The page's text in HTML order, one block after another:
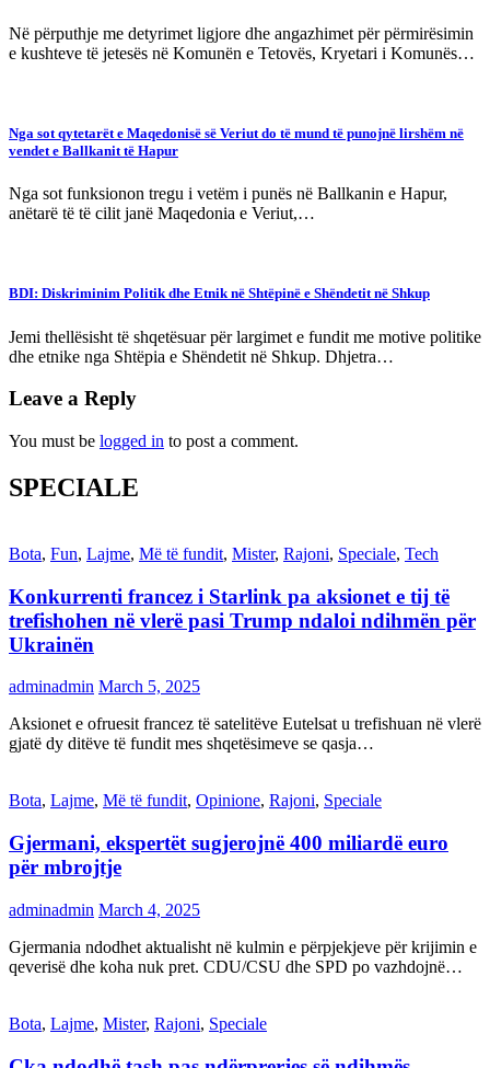
Në përputhje me detyrimet ligjore dhe angazhimet për përmirësimin
e kushteve të jetesës në Komunën e Tetovës, Kryetari i Komunës…
Nga sot qytetarët e Maqedonisë së Veriut do të mund të punojnë lirshëm në
vendet e Ballkanit të Hapur
Nga sot funksionon tregu i vetëm i punës në Ballkanin e Hapur,
anëtarë të të cilit janë Maqedonia e Veriut,…
BDI: Diskriminim Politik dhe Etnik në Shtëpinë e Shëndetit në Shkup
Jemi thellësisht të shqetësuar për largimet e fundit me motive politike
dhe etnike nga Shtëpia e Shëndetit në Shkup. Dhjetra…
Leave a Reply
You must be logged in to post a comment.
SPECIALE
Bota, Fun, Lajme, Më të fundit, Mister, Rajoni, Speciale, Tech
Konkurrenti francez i Starlink pa aksionet e tij të
trefishohen në vlerë pasi Trump ndaloi ndihmën për
Ukrainën
adminadmin March 5, 2025
Aksionet e ofruesit francez të satelitëve Eutelsat u trefishuan në vlerë
gjatë dy ditëve të fundit mes shqetësimeve se qasja…
Bota, Lajme, Më të fundit, Opinione, Rajoni, Speciale
Gjermani, ekspertët sugjerojnë 400 miliardë euro
për mbrojtje
adminadmin March 4, 2025
Gjermania ndodhet aktualisht në kulmin e përpjekjeve për krijimin e
qeverisë dhe koha nuk pret. CDU/CSU dhe SPD po vazhdojnë…
Bota, Lajme, Mister, Rajoni, Speciale